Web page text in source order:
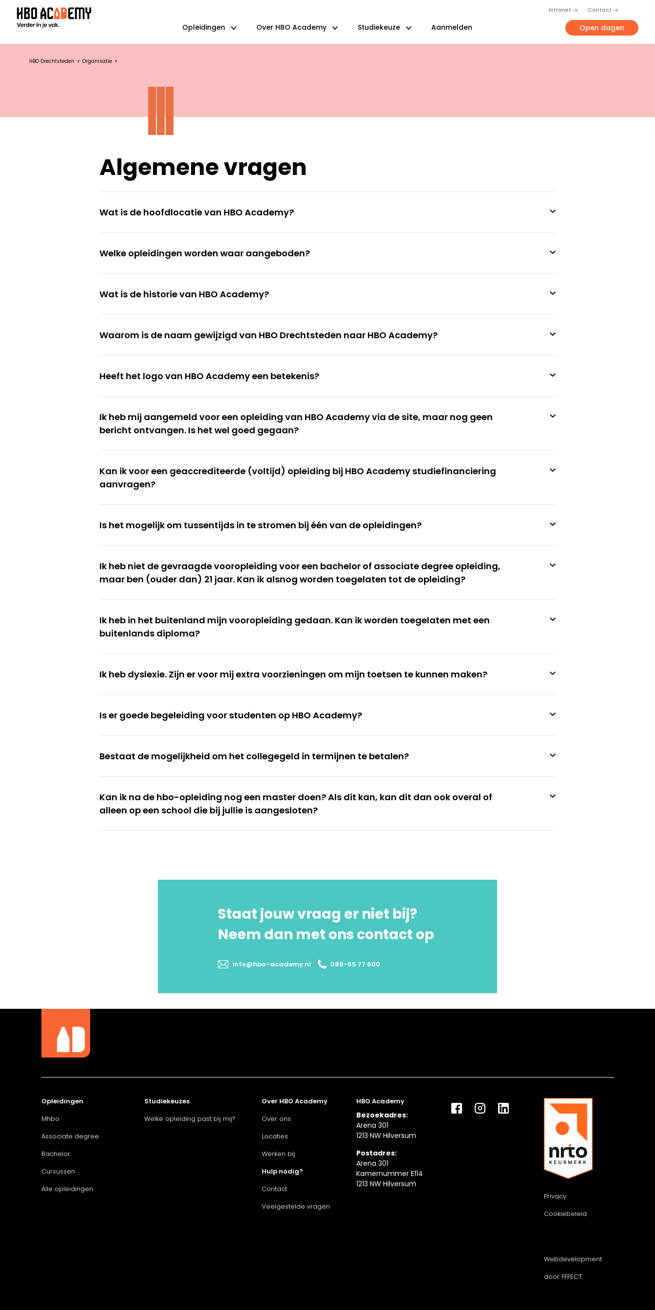
Opleidingen Over HBO Academy Studiekeuze Aanmelden
Intranet Contact
Open dagen
HBO Drechtsteden Organisatie
Algemene vragen
Wat is de hoofdlocatie van HBO Academy?
Welke opleidingen worden waar aangeboden?
Wat is de historie van HBO Academy?
Waarom is de naam gewijzigd van HBO Drechtsteden naar HBO Academy?
Heeft het logo van HBO Academy een betekenis?
Ik heb mij aangemeld voor een opleiding van HBO Academy via de site, maar nog geen
bericht ontvangen. Is het wel goed gegaan?
Kan ik voor een geaccrediteerde (voltijd) opleiding bij HBO Academy studiefinanciering
aanvragen?
Is het mogelijk om tussentijds in te stromen bij één van de opleidingen?
Ik heb niet de gevraagde vooropleiding voor een bachelor of associate degree opleiding,
maar ben (ouder dan) 21 jaar. Kan ik alsnog worden toegelaten tot de opleiding?
Ik heb in het buitenland mijn vooropleiding gedaan. Kan ik worden toegelaten met een
buitenlands diploma?
Ik heb dyslexie. Zijn er voor mij extra voorzieningen om mijn toetsen te kunnen maken?
Is er goede begeleiding voor studenten op HBO Academy?
Bestaat de mogelijkheid om het collegegeld in termijnen te betalen?
Kan ik na de hbo-opleiding nog een master doen? Als dit kan, kan dit dan ook overal of
alleen op een school die bij jullie is aangesloten?
Staat jouw vraag er niet bij?
Neem dan met ons contact op
info@hbo-academy.nl 088-65 77 600
Opleidingen
Mhbo
Associate degree
Bachelor
Cursussen
Alle opleidingen
Studiekeuzes
Welke opleiding past bij mij?
Over HBO Academy
Over ons
Locaties
Werken bij
Hulp nodig?
Contact
Veelgestelde vragen
HBO Academy
Bezoekadres:
Arena 301
1213 NW Hilversum
Postadres:
Arena 301
Kamernummer E114
1213 NW Hilversum
Privacy
Cookiebeleid
Webdevelopment
door FFFECT